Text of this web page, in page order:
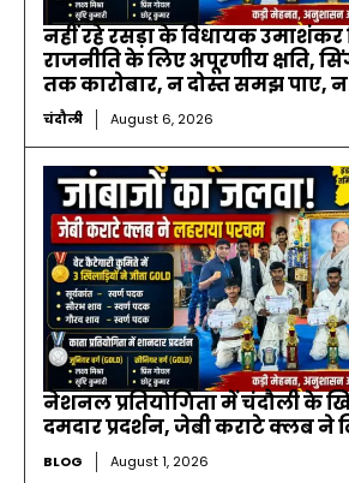
नहीं रहे रसड़ा के विधायक उमाशंकर
राजनीति के लिए अपूरणीय क्षति,
तक कारोबार, न दोस्त समझ पाए,
चंदौली August 6, 2026
नेशनल प्रतियोगिता में चंदौली के
दमदार प्रदर्शन, जेबी कराटे क्लब ने
BLOG August 1, 2026